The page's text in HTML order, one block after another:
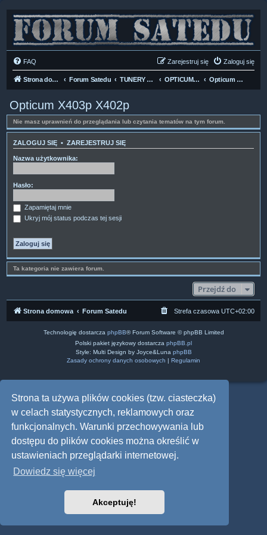
Strona ta używa plików cookies (tzw. ciasteczka)
w celach statystycznych, reklamowych oraz
funkcjonalnych. Warunki przechowywania lub
dostępu do plików cookies można określić w
ustawieniach przeglądarki internetowej.
Dowiedz się więcej
Akceptuję!
FAQ Zaloguj się
Zarejestruj się
Strona domowa Forum Satedu TUNERY SAT HD-LINUX OPTICUM/GLOBO Opticum X403p X402p
Opticum X403p X402p
Nie masz uprawnień do przeglądania lub czytania tematów na tym forum.
ZALOGUJ SIĘ • ZAREJESTRUJ SIĘ
Nazwa użytkownika:
Hasło:
Zapamiętaj mnie
Ukryj mój status podczas tej sesji
Ta kategoria nie zawiera forum.
Przejdź do
Strona domowa Forum Satedu Strefa czasowa UTC+02:00
Technologię dostarcza phpBB® Forum Software © phpBB Limited
Polski pakiet językowy dostarcza phpBB.pl
Style: Multi Design by Joyce&Luna phpBB
Zasady ochrony danych osobowych | Regulamin